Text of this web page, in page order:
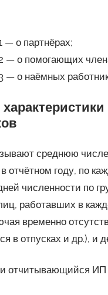
— о партнёрах;
— о помогающих
— о наёмных
среднюю
отчётном году, по
численности по
работавших в
временно
в отпусках и др.), и
отчитывающийся